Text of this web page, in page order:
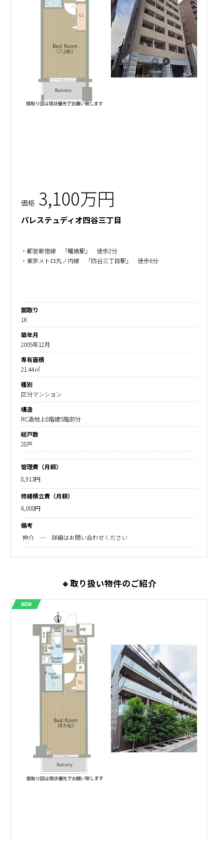
価格 3,100万円
パレステュディオ四谷三丁目
・都営新宿線 「曙橋駅」 徒歩2分
・東京メトロ丸ノ内線 「四谷三丁目駅」 徒歩6分
間取り
1K
築年月
2005年12月
専有面積
21.44㎡
種別
区分マンション
構造
RC造地上8階建5階部分
総戸数
28戸
管理費（月額）
8,913円
修繕積立費（月額）
6,000円
備考
仲介 ― 詳細はお問い合わせください
🔹取り扱い物件のご紹介
NEW